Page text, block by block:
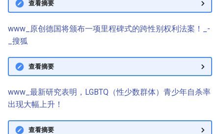
查看摘要
www_原创德国将颁布一项里程碑式的跨性别权利法案！_-
_搜狐
查看摘要
www_最新研究表明，LGBTQ（性少数群体）青少年自杀率
出现大幅上升！
查看摘要